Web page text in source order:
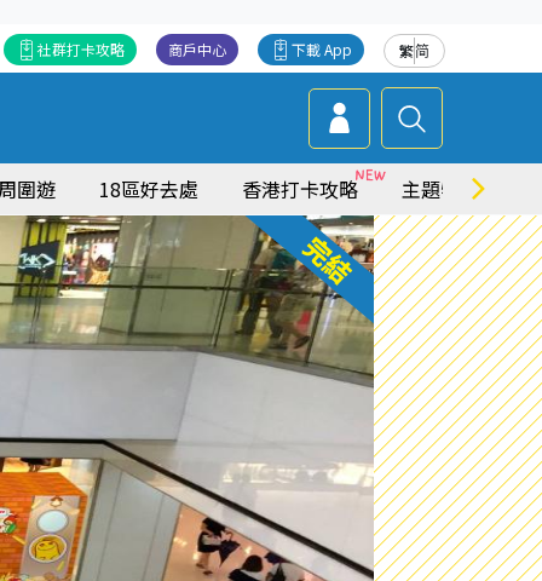
繁简
下載 App
商戶中心
社群打卡攻略
圍遊 18區好去處 香港打卡攻略 主題特集